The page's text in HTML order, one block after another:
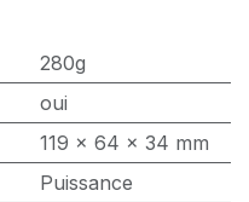
280g
oui
119 x 64 x 34 mm
Puissance